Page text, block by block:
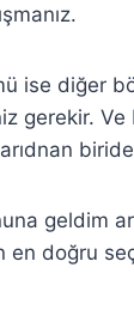
ise diğer
gerekir. Ve
biride
geldim
en doğru